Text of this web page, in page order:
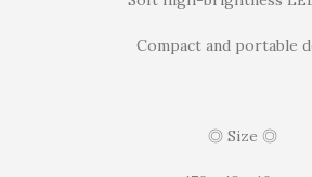
Compact and portable
◎ Size ◎